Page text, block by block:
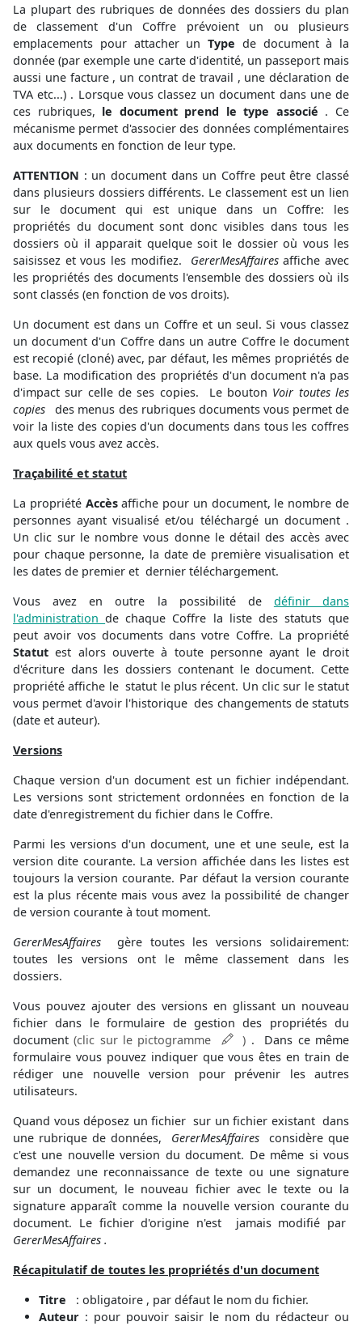
La plupart des rubriques de données des dossiers du plan
de classement d'un Coffre prévoient un ou plusieurs
emplacements pour attacher un Type de document à la
donnée (par exemple une carte d'identité, un passeport mais
aussi une facture , un contrat de travail , une déclaration de
TVA etc...) . Lorsque vous classez un document dans une de
ces rubriques, le document prend le type associé . Ce
mécanisme permet d'associer des données complémentaires
aux documents en fonction de leur type.
ATTENTION : un document dans un Coffre peut être classé
dans plusieurs dossiers différents. Le classement est un lien
sur le document qui est unique dans un Coffre: les
propriétés du document sont donc visibles dans tous les
dossiers où il apparait quelque soit le dossier où vous les
saisissez et vous les modifiez. GererMesAffairesaffiche avec
les propriétés des documents l'ensemble des dossiers où ils
sont classés (en fonction de vos droits).
Un document est dans un Coffre et un seul. Si vous classez
un document d'un Coffre dans un autre Coffre le document
est recopié (cloné) avec, par défaut, les mêmes propriétés de
base. La modification des propriétés d'un document n'a pas
d'impact sur celle de ses copies. Le bouton Voir toutes les
copies
des menus des rubriques documents vous permet de
voir la liste des copies d'un documents dans tous les coffres
aux quels vous avez accès.
Traçabilité et statut
La propriété Accèsaffiche pour un document, le nombre de
personnes ayant visualisé et/ou téléchargé un document .
Un clic sur le nombre vous donne le détail des accès avec
pour chaque personne, la date de première visualisation et
les dates de premier et dernier téléchargement.
Vous avez en outre la possibilité de définir dans
l'administrationde chaque Coffre la liste des statuts que
peut avoir vos documents dans votre Coffre. La propriété
Statutest alors ouverte à toute personne ayant le droit
d'écriture dans les dossiers contenant le document. Cette
propriété affiche le statut le plus récent. Un clic sur le statut
vous permet d'avoir l'historique des changements de statuts
(date et auteur).
Versions
Chaque version d'un document est un fichier indépendant.
Les versions sont strictement ordonnées en fonction de la
date d'enregistrement du fichier dans le Coffre.
Parmi les versions d'un document, une et une seule, est la
version dite courante. La version affichée dans les listes est
toujours la version courante. Par défaut la version courante
est la plus récente mais vous avez la possibilité de changer
de version courante à tout moment.
GererMesAffaires gère toutes les versions solidairement:
toutes les versions ont le même classement dans les
dossiers.
Vous pouvez ajouter des versions en glissant un nouveau
fichier dans le formulaire de gestion des propriétés du
document(clic sur le pictogramme ) . Dans ce même
formulaire vous pouvez indiquer que vous êtes en train de
rédiger une nouvelle version pour prévenir les autres
utilisateurs.
Quand vous déposez un fichier sur un fichier existant dans
une rubrique de données, GererMesAffaires considère que
c'est une nouvelle version du document. De même si vous
demandez une reconnaissance de texte ou une signature
sur un document, le nouveau fichier avec le texte ou la
signature apparaît comme la nouvelle version courante du
document. Le fichier d'origine n'est jamais modifié par
GererMesAffaires .
Récapitulatif de toutes les propriétés d'un document
Titre : obligatoire , par défaut le nom du fichier.
Auteur : pour pouvoir saisir le nom du rédacteur ou